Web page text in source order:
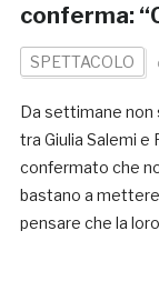
conferma:
SPETTACOLO
Da settimane non
tra Giulia Salemi e
confermato che
bastano a
pensare che la